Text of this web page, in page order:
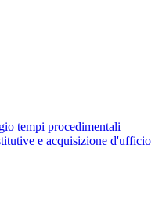
tempi procedimentali
e acquisizione d'ufficio